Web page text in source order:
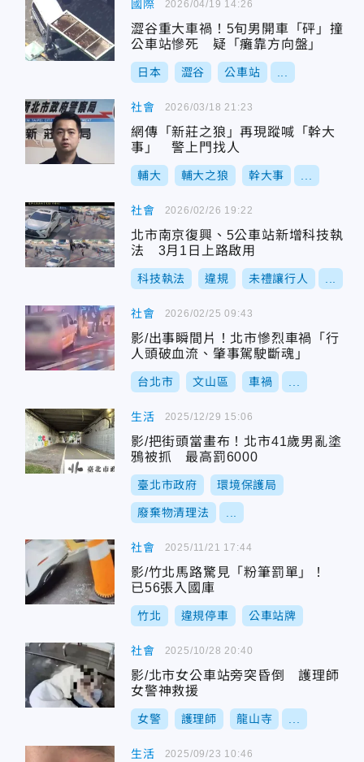
國際
澀谷重大車禍！5旬男開車「砰」撞
公車站慘死 疑「癱靠方向盤」
日本 澀谷 公車站
2026/04/19 14:26
社會
網傳「新莊之狼」再現蹤喊「幹大
事」 警上門找人
輔大 輔大之狼 幹大事
2026/03/18 21:23
社會
北市南京復興、5公車站新增科技執
法 3月1日上路啟用
科技執法 違規 未禮讓行人
2026/02/26 19:22
社會
影/出事瞬間片！北市慘烈車禍「行
人頭破血流、肇事駕駛斷魂」
台北市 文山區 車禍
2026/02/25 09:43
生活
影/把街頭當畫布！北市41歲男亂塗
鴉被抓 最高罰6000
臺北市政府 環境保護局
廢棄物清理法
2025/12/29 15:06
社會
影/竹北馬路驚見「粉筆罰單」！
已56張入國庫
竹北 違規停車 公車站牌
2025/11/21 17:44
社會
影/北市女公車站旁突昏倒 護理師
女警神救援
女警 護理師 龍山寺
2025/10/28 20:40
生活 2025/09/23 10:46